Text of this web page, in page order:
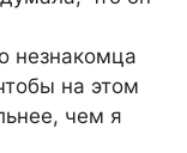
незнакомца
на этом
чем я